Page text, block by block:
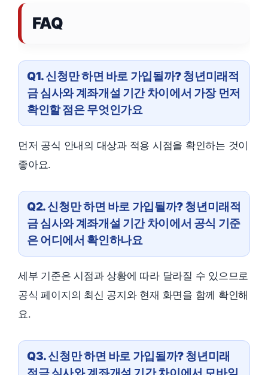
FAQ
Q1. 신청만 하면 바로 가입될까? 청년미래적
금 심사와 계좌개설 기간 차이에서 가장 먼저
확인할 점은 무엇인가요
먼저 공식 안내의 대상과 적용 시점을 확인하는 것이
좋아요.
Q2. 신청만 하면 바로 가입될까? 청년미래적
금 심사와 계좌개설 기간 차이에서 공식 기준
은 어디에서 확인하나요
세부 기준은 시점과 상황에 따라 달라질 수 있으므로
공식 페이지의 최신 공지와 현재 화면을 함께 확인해
요.
Q3. 신청만 하면 바로 가입될까? 청년미래